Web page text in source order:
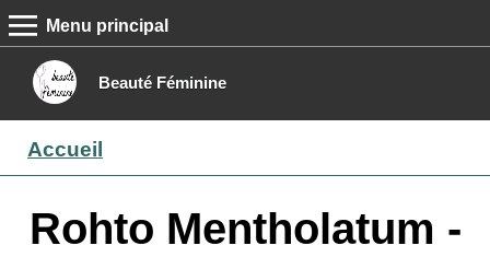
Beauté Féminine
MENU PRINCIPAL
Menu principal
Boutique
Accueil
Rohto Mentholatum -